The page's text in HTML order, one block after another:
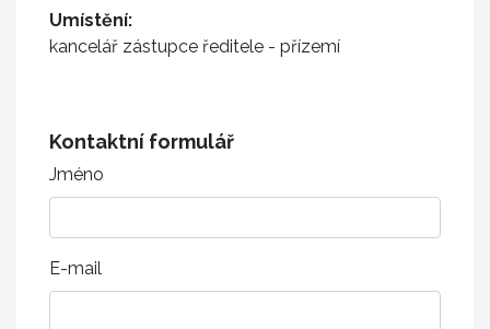
Umístění:
kancelář zástupce ředitele - přízemí
Kontaktní formulář
Jméno
E-mail